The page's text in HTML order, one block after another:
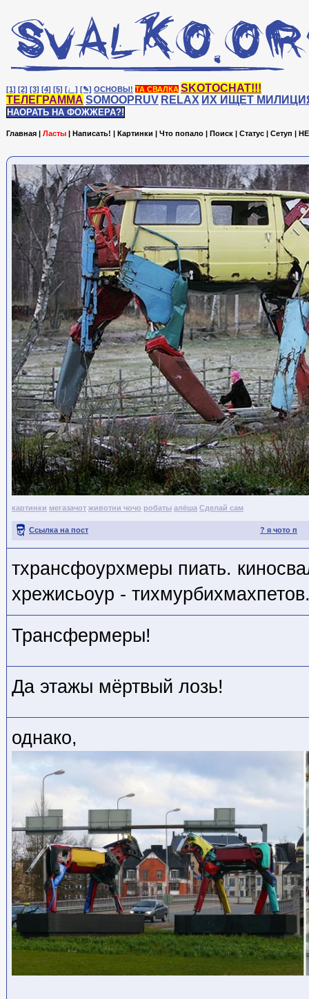
[1] [2] [3] [4] [5] [♩] [✎] ОСНОВЫ! ТА СВАЛКА SKOTOCHAT!!!
ТЕЛЕГРАММА SOMOOPRUV RELAX ИХ ИЩЕТ
НАОРАТЬ НА ФОЖЖЕРА?!
Главная | Ласты | Написать! | Картинки | Что попало | Поиск | Статус | Сетуп |
картинки мегазачот животни чочо робаты алёша Сделай сам
? я чото п
Ссылка на пост
тхрансфоурхмеры пиать.
хрежисьоур -
Трансфермеры!
Да этажы мёртвый лозь!
однако,